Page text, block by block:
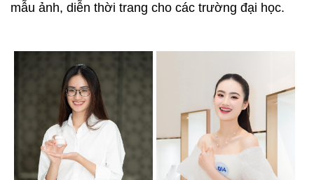
mẫu ảnh, diễn thời trang cho các trường đại học.